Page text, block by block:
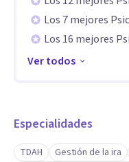
Los 7 mejores
Los 16 mejores
Ver todos
Especialidades
TDAH Gestión de la ira